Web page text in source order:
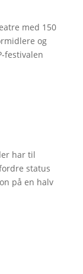
med 150
og
festivalen
har til
status
på en halv